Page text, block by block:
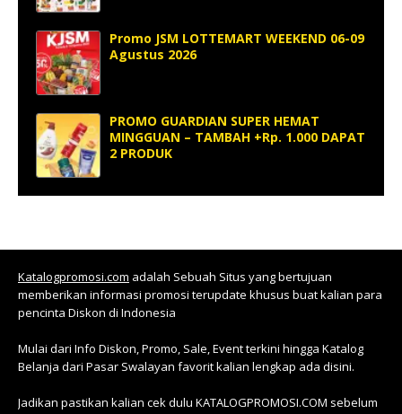
Promo JSM LOTTEMART WEEKEND 06-09
Agustus 2026
PROMO GUARDIAN SUPER HEMAT
MINGGUAN – TAMBAH +Rp. 1.000 DAPAT
2 PRODUK
Katalogpromosi.com adalah Sebuah Situs yang bertujuan
memberikan informasi promosi terupdate khusus buat kalian para
pencinta Diskon di Indonesia
Mulai dari Info Diskon, Promo, Sale, Event terkini hingga Katalog
Belanja dari Pasar Swalayan favorit kalian lengkap ada disini.
Jadikan pastikan kalian cek dulu KATALOGPROMOSI.COM sebelum